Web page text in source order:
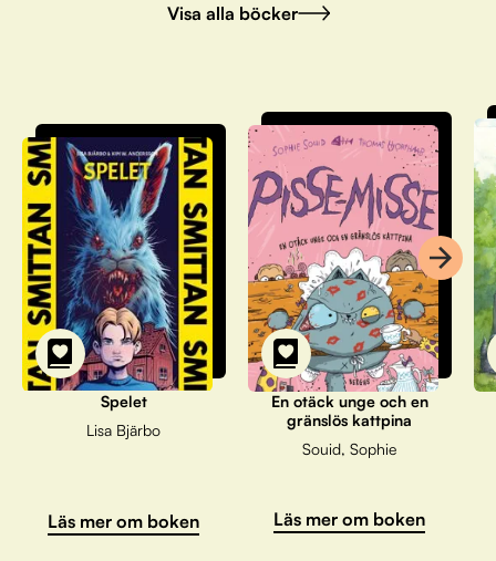
Visa alla böcker
Spelet
Lisa Bjärbo
Läs mer om boken
En otäck unge och en
gränslös kattpina
Souid, Sophie
Läs mer om boken